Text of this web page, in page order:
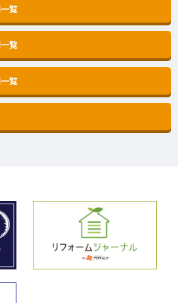
覧
覧
覧